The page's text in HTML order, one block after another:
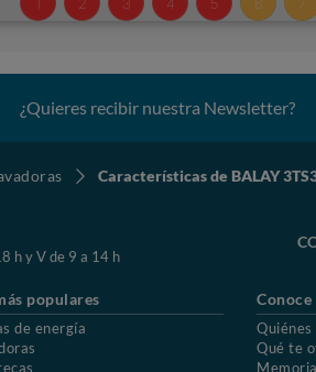
¿Quieres recibir nuestra Newsletter?
Características de BALAY
h y V de 9 a 14 h
populares
de energía
Conoce
Quiénes
Qué te